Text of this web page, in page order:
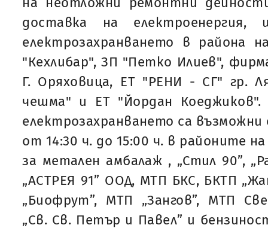
доставка на електроенергия,
електрозахранването в района
"Кехлибар", ЗП "Петко Илиев",
Г. Оряховица, ЕТ "РЕНИ - СГ" гр.
чешма" и ЕТ "Йордан
електрозахранването са възможни
от 14:30 ч. до 15:00 ч. в районите
за метален амбалаж , „Стил 90”,
„АСТРЕЯ 91” ООД, МТП БКС, БКТП
„Биофрут”, МТП „Зангов”, МТП
„Св. Св. Петър и Павел” и